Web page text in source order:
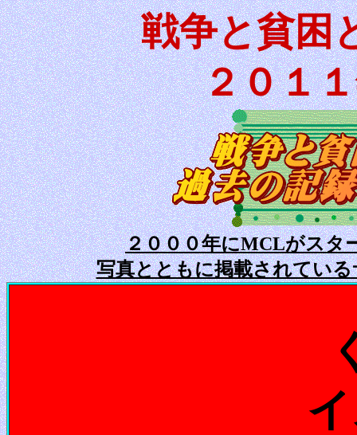
戦争と貧困
２０１
２０００年にMCLがスタ
写真とともに掲載されてい